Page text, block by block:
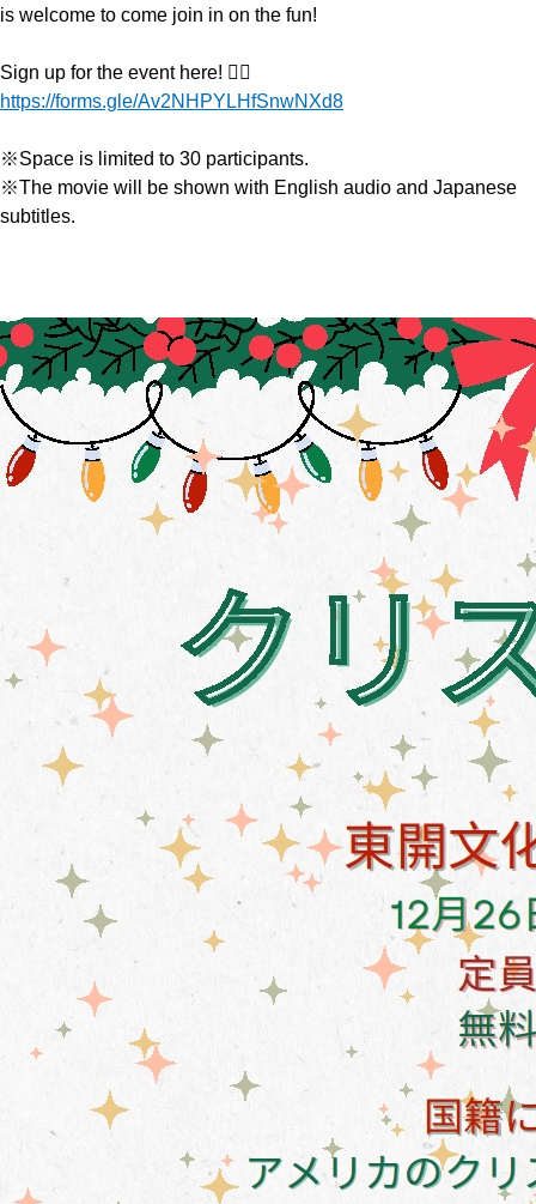
is welcome to come join in on the fun!
Sign up for the event here! 👇🏻
https://forms.gle/Av2NHPYLHfSnwNXd8
※Space is limited to 30 participants.
※The movie will be shown with English audio and Japanese
subtitles.